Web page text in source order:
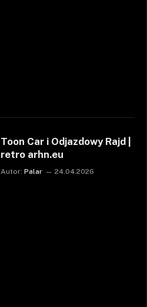
Toon Car i Odjazdowy Rajd |
retro arhn.eu
Autor: Palar 24.04.2026